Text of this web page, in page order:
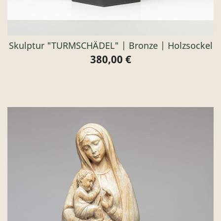
Skulptur "TURMSCHÄDEL" | Bronze | Holzsockel
Preis
380,00 €